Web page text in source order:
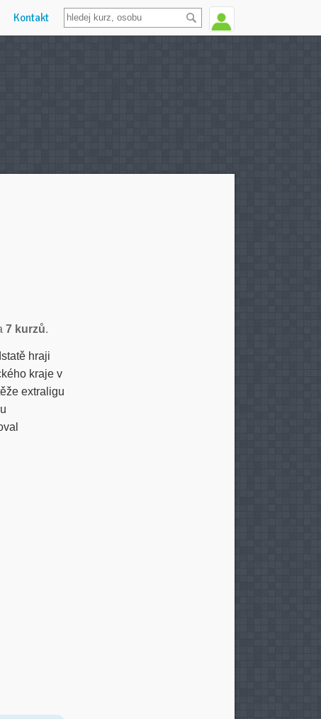
Kontakt
7 kurzů.
hraji
kraje v
extraligu